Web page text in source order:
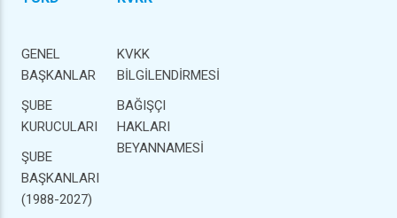
GENEL
BAŞKANLAR
ŞUBE
KURUCULARI
ŞUBE
BAŞKANLARI
(1988-2027)
KVKK
BİLGİLENDİRMESİ
BAĞIŞÇI
HAKLARI
BEYANNAMESİ